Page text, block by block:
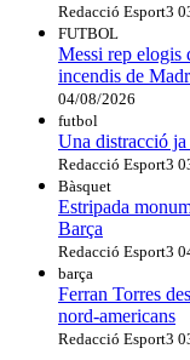
Redacció Esport3
FUTBOL
Messi rep elogis
incendis de
04/08/2026
futbol
Una distracció ja
Redacció Esport3
Bàsquet
Estripada
Barça
Redacció Esport3
barça
Ferran Torres
nord-americans
Redacció Esport3